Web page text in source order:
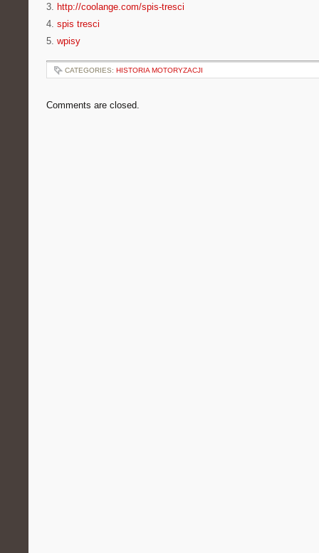
3. http://coolange.com/spis-tresci
4. spis tresci
5. wpisy
CATEGORIES: HISTORIA MOTORYZACJI
Comments are closed.